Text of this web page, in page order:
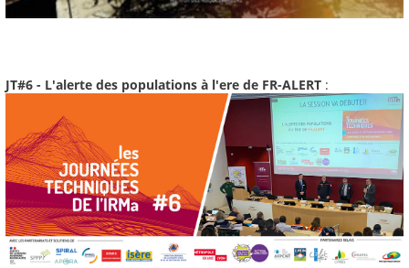
JT#6 - L'alerte des populations à l'ere de FR-ALERT :